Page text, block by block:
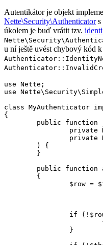
Autentikátor je objekt
Nette\Security\Authenticators
úkolem je buď vrátit tzv.
u ní ještě uvést chybový kód
use Nette;
use
class MyAuthenticator
{